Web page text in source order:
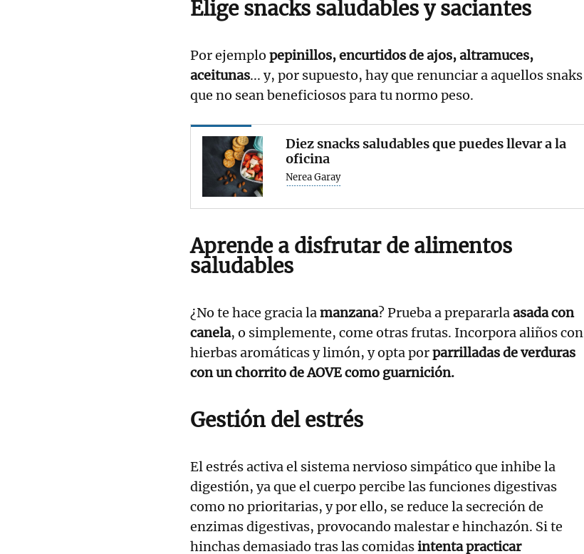
Elige snacks saludables y saciantes
Por ejemplo pepinillos, encurtidos de ajos, altramuces,
aceitunas... y, por supuesto, hay que renunciar a aquellos snaks
que no sean beneficiosos para tu normo peso.
Diez snacks saludables que puedes llevar a la
oficina
Nerea Garay
Aprende a disfrutar de alimentos
saludables
¿No te hace gracia lamanzana? Prueba a prepararlaasada con
canela, o simplemente, come otras frutas. Incorpora aliños con
hierbas aromáticas y limón, y opta porparrilladas de verduras
con un chorrito de AOVE como guarnición.
Gestión del estrés
El estrés activa el sistema nervioso simpático que inhibe la
digestión, ya que el cuerpo percibe las funciones digestivas
como no prioritarias, y por ello, se reduce la secreción de
enzimas digestivas, provocando malestar e hinchazón. Si te
hinchas demasiado tras las comidasintenta practicar